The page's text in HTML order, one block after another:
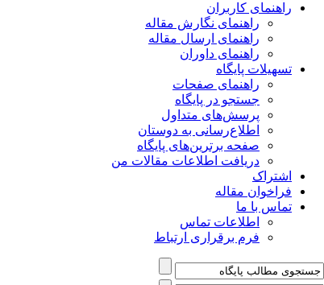
راهنمای کاربران
راهنمای نگارش مقاله
راهنمای ارسال مقاله
راهنمای داوران
تسهیلات پایگاه
راهنمای صفحات
جستجو در پایگاه
پرسش‌های متداول
اطلاع‌رسانی به دوستان
صفحه برترین‌های پایگاه
دریافت اطلاعات مقالات من
اشتراک
فراخوان مقاله
تماس با ما
اطلاعات تماس
فرم برقراری ارتباط